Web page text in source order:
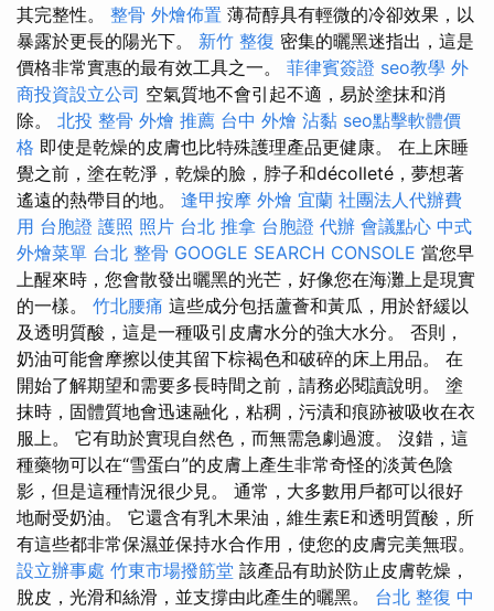
其完整性。 整骨 外燴佈置 薄荷醇具有輕微的冷卻效果，以
暴露於更長的陽光下。 新竹 整復 密集的曬黑迷指出，這是
價格非常實惠的最有效工具之一。 菲律賓簽證 seo教學 外
商投資設立公司 空氣質地不會引起不適，易於塗抹和消
除。 北投 整骨 外燴 推薦 台中 外燴 沾黏 seo點擊軟體價
格 即使是乾燥的皮膚也比特殊護理產品更健康。 在上床睡
覺之前，塗在乾淨，乾燥的臉，脖子和décolleté，夢想著
遙遠的熱帶目的地。 逢甲按摩 外燴 宜蘭 社團法人代辦費
用 台胞證 護照 照片 台北 推拿 台胞證 代辦 會議點心 中式
外燴菜單 台北 整骨 GOOGLE SEARCH CONSOLE 當您早
上醒來時，您會散發出曬黑的光芒，好像您在海灘上是現實
的一樣。 竹北腰痛 這些成分包括蘆薈和黃瓜，用於舒緩以
及透明質酸，這是一種吸引皮膚水分的強大水分。 否則，
奶油可能會摩擦以使其留下棕褐色和破碎的床上用品。 在
開始了解期望和需要多長時間之前，請務必閱讀說明。 塗
抹時，固體質地會迅速融化，粘稠，污漬和痕跡被吸收在衣
服上。 它有助於實現自然色，而無需急劇過渡。 沒錯，這
種藥物可以在“雪蛋白”的皮膚上產生非常奇怪的淡黃色陰
影，但是這種情況很少見。 通常，大多數用戶都可以很好
地耐受奶油。 它還含有乳木果油，維生素E和透明質酸，所
有這些都非常保濕並保持水合作用，使您的皮膚完美無瑕。
設立辦事處 竹東市場撥筋堂 該產品有助於防止皮膚乾燥，
脫皮，光滑和絲滑，並支撐由此產生的曬黑。 台北 整復 中